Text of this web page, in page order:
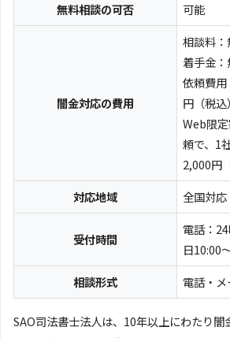
無料相談の可否 可能
闇金対応の費用
相談料：
着手金
依頼費
円（税込）
Web限
頼で、1
2,000円
対応地域
全国対応
受付時間
電話：
日10:00
相談形式
電話・
SAO司法書士法人は、10年以上にわたり闇